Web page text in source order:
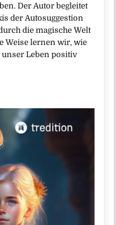
Der Autor begleitet
der Autosuggestion
die magische Welt
Weise lernen wir, wie
Leben positiv